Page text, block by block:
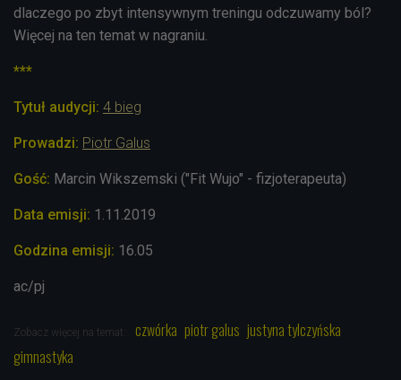
dlaczego po zbyt intensywnym treningu odczuwamy ból?
Więcej na ten temat w nagraniu.
***
Tytuł audycji: 4 bieg
Prowadzi: Piotr Galus
Gość: Marcin Wikszemski ("Fit Wujo" - fizjoterapeuta)
Data emisji: 1 .11.2019
Godzina emisji: 16.05
ac/pj
Zobacz więcej na temat: czwórka piotr galus justyna tylczyńska
gimnastyka